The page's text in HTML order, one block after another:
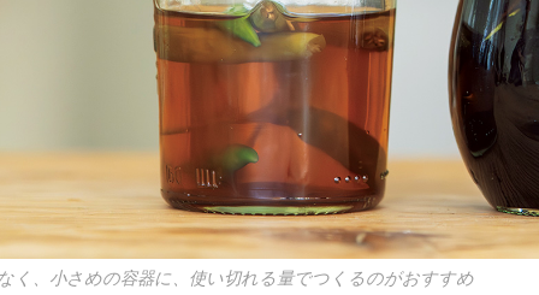
く、小さめの容器に、使い切れる量でつくるのがおすすめ